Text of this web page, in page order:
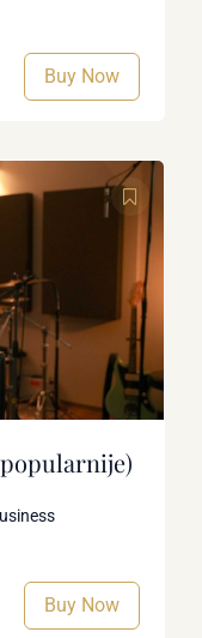
Buy Now
Buy Now